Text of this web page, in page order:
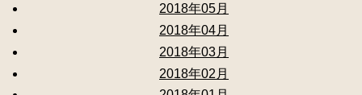
2018年05月
2018年04月
2018年03月
2018年02月